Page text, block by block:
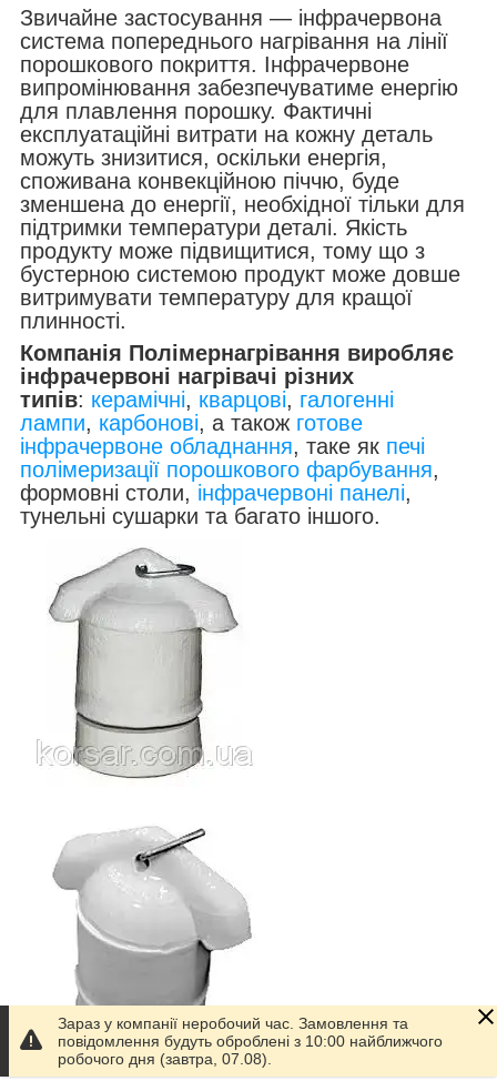
Звичайне застосування — інфрачервона
система попереднього нагрівання на лінії
порошкового покриття. Інфрачервоне
випромінювання забезпечуватиме енергію
для плавлення порошку. Фактичні
експлуатаційні витрати на кожну деталь
можуть знизитися, оскільки енергія,
споживана конвекційною піччю, буде
зменшена до енергії, необхідної тільки для
підтримки температури деталі. Якість
продукту може підвищитися, тому що з
бустерною системою продукт може довше
витримувати температуру для кращої
плинності.
Компанія Полімернагрівання виробляє
інфрачервоні нагрівачі різних
типів: керамічні, кварцові, галогенні
лампи, карбонові, а також готове
інфрачервоне обладнання, таке як печі
полімеризації порошкового фарбування,
формовні столи, інфрачервоні панелі,
тунельні сушарки та багато іншого.
Зараз у компанії неробочий час. Замовлення та
повідомлення будуть оброблені з 10:00 найближчого
робочого дня (завтра, 07.08).